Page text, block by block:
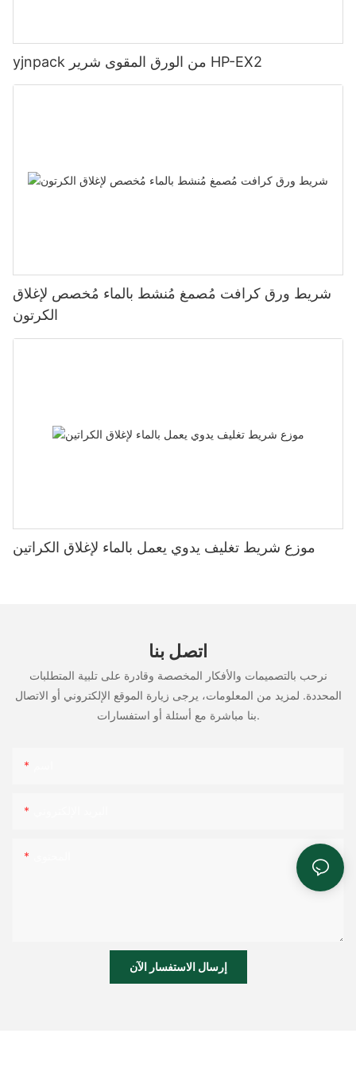
yjnpack من الورق المقوى شرير HP-EX2
شريط ورق كرافت مُصمغ مُنشط بالماء مُخصص لإغلاق
الكرتون
موزع شريط تغليف يدوي يعمل بالماء لإغلاق الكراتين
اتصل بنا
نرحب بالتصميمات والأفكار المخصصة وقادرة على تلبية المتطلبات
المحددة. لمزيد من المعلومات، يرجى زيارة الموقع الإلكتروني أو الاتصال
بنا مباشرة مع أسئلة أو استفسارات.
إرسال الاستفسار الآن